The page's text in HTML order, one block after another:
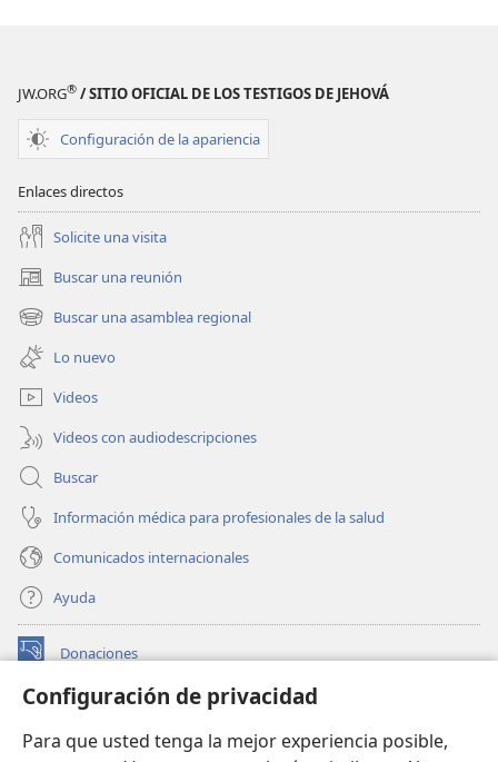
Configuración de privacidad
Para que usted tenga la mejor experiencia posible,
JW.ORG® / SITIO OFICIAL DE LOS TESTIGOS DE JEHOVÁ
Configuración de la apariencia
Enlaces directos
Solicite una visita
Buscar una reunión
(abre
una
nueva
ventana)
Buscar una asamblea regional
(abre
una
nueva
ventana)
Lo nuevo
Videos
Videos con audiodescripciones
Buscar
Información médica para profesionales de la salud
Comunicados internacionales
Ayuda
Donaciones
(abre
nueva BIBLIOTECA EN LÍNEA Watchtower™
una